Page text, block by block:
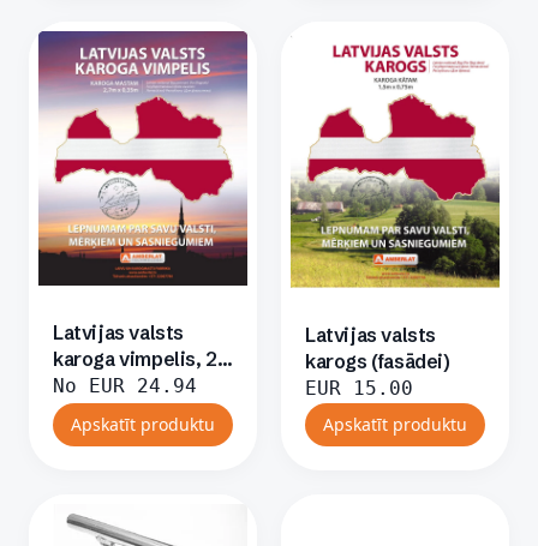
Latvijas valsts
karoga vimpelis, 2,7
x 0,35 m
No EUR 24.94
Apskatīt produktu
Latvijas valsts
karogs (fasādei)
EUR
15.00
Apskatīt produktu